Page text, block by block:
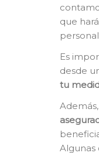
que
Es
desde
tu
Además,
Algunas